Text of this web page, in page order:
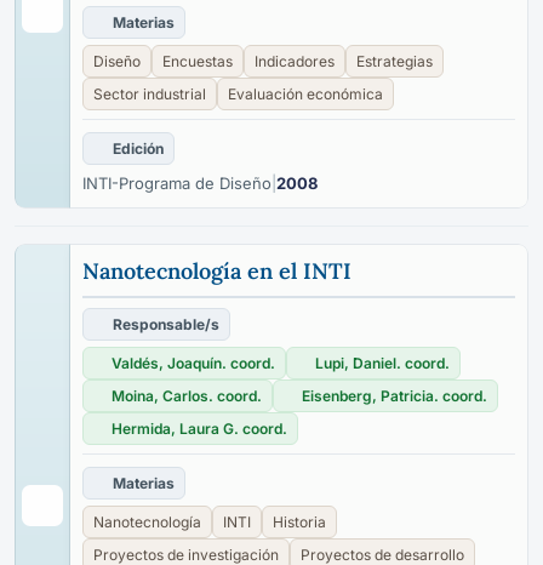
Materias
Diseño Encuestas Indicadores
Estrategias
Sector industrial
Evaluación económica
Edición
INTI-Programa de Diseño 2008
Nanotecnología en el INTI
Responsable/s
Valdés, Joaquín. coord.
Lupi, Daniel. coord.
Moina, Carlos. coord.
Eisenberg, Patricia. coord.
Hermida, Laura G. coord.
Materias
Nanotecnología INTI
Historia
Proyectos de investigación
Proyectos de desarrollo